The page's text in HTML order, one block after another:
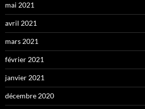
mai 2021
avril 2021
mars 2021
février 2021
janvier 2021
décembre 2020